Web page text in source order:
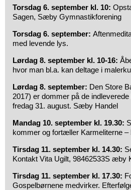
Torsdag 6. september kl. 10:
Sagen, Sæby Gymnastikforening
Torsdag 6. september:
med levende lys.
Lørdag 8. september kl. 10-16:
hvor man bl.a. kan deltage i
Lørdag 8. september: Den Store
2017) er dommer på de
fredag 31. august. Sæby Handel
Mandag 10. september kl. 19.30:
kommer og fortæller Karmeliterne
Tirsdag 11. september kl. 14.30:
Kontakt Vita Ugilt, 98462533S æby
Tirsdag 11. september kl. 17.30:
Gospelbørnene medvirker.